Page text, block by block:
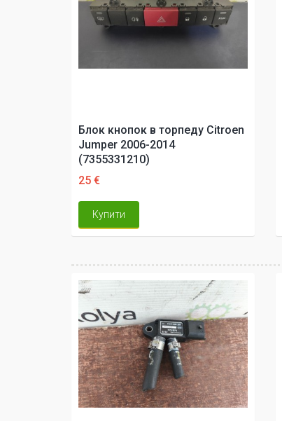
Блок кнопок в торпеду Citroen
Jumper 2006-2014
(7355331210)
25 €
Купити